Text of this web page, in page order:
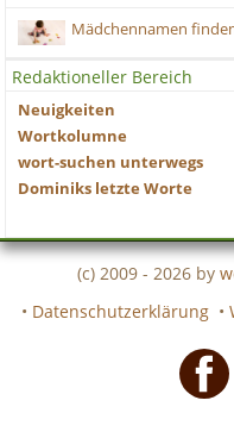
Mädchennamen
Redaktioneller Bereich
Neuigkeiten
Wortkolumne
wort-suchen unterwegs
Dominiks letzte Worte
(c) 2009 - 2026 by
• Datenschutzerklärung •